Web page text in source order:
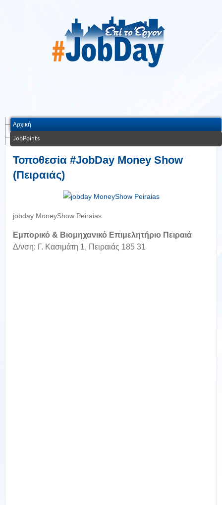
Αρχική
JobPoints
Τοποθεσία #JobDay Money Show
(Πειραιάς)
jobday MoneyShow Peiraias
Εμπορικό & Βιομηχανικό Επιμελητήριο Πειραιά
Δ/νση: Γ. Κασιμάτη 1, Πειραιάς 185 31